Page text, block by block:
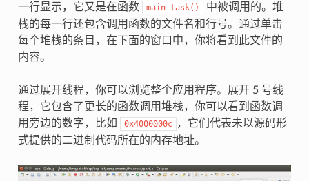
一行显示，它又是在函数
main_task()
中被调用的。堆
栈的每一行还包含调用函数的文件名和行号。通过单击
每个堆栈的条目，在下面的窗口中，你将看到此文件的
内容。
通过展开线程，你可以浏览整个应用程序。展开 5 号线
程，它包含了更长的函数调用堆栈，你可以看到函数调
用旁边的数字，比如
0x4000000c ，它们代表未以源码形
式提供的二进制代码所在的内存地址。